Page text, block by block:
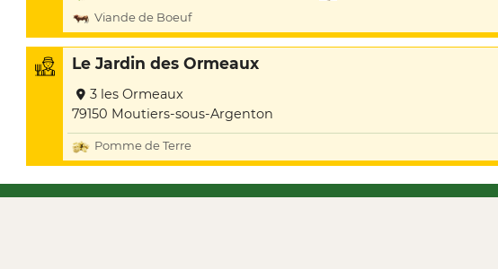
Viande de Boeuf
Le Jardin des Ormeaux
3 les Ormeaux
79150 Moutiers-sous-Argenton
Pomme de Terre